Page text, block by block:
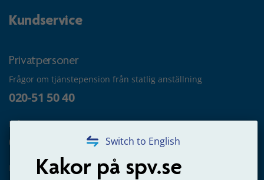
Switch to English
Kakor på spv.se
Kundservice
Privatpersoner
Frågor om tjänstepension från statlig anställning
020-51 50 40
Frågor om utbetalning
020-65 00 65
Kontakta oss